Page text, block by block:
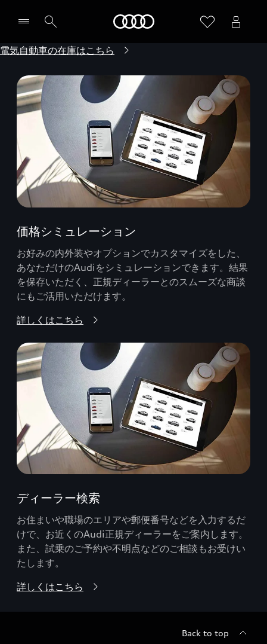
電気自動車の在庫はこちら
価格シミュレーション
お好みの内外装やオプションでカスタマイズをした、
あなただけのAudiをシミュレーションできます。結果
を保存いただく、正規ディーラーとのスムーズな商談
にもご活用いただけます。
詳しくはこちら
ディーラー検索
お住まいや職場のエリアや郵便番号などを入力するだ
けで、お近くのAudi正規ディーラーをご案内します。
また、試乗のご予約や不明点などのご相談もお受けい
たします。
詳しくはこちら
Back to top